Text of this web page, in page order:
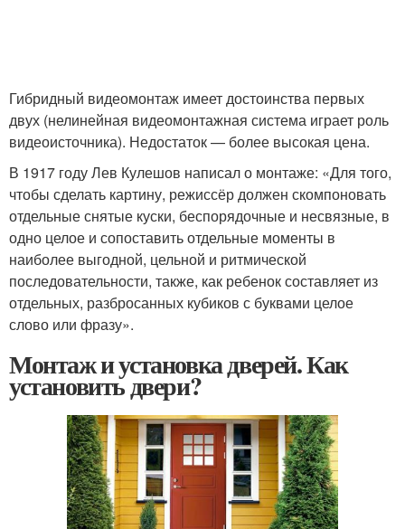
Гибридный видеомонтаж имеет достоинства первых
двух (нелинейная видеомонтажная система играет роль
видеоисточника). Недостаток — более высокая цена.
В 1917 году Лев Кулешов написал о монтаже: «Для того,
чтобы сделать картину, режиссёр должен скомпоновать
отдельные снятые куски, беспорядочные и несвязные, в
одно целое и сопоставить отдельные моменты в
наиболее выгодной, цельной и ритмической
последовательности, также, как ребенок составляет из
отдельных, разбросанных кубиков с буквами целое
слово или фразу».
Монтаж и установка дверей. Как
установить двери?